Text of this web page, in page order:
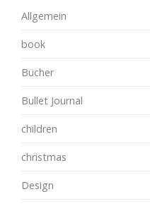
Allgemein
book
Bücher
Bullet Journal
children
christmas
Design